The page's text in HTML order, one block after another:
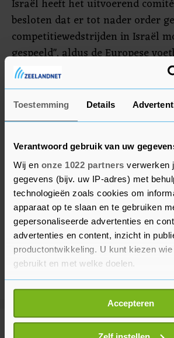
Toestemming Details
Verantwoord gebruik van uw
Wij en onze 1022 partners verwerken
gegevens (bijv. uw IP-adres) met
technologieën zoals cookies om
apparaat op te slaan en te gebruiken
gepersonaliseerde advertenties en
advertenties en content, inzicht in
productontwikkeling. U kunt kiezen
gebruikt en met welke doelen.
Als u het toestaat, willen we ook graag:
Informatie verzamelen over uw
locatie, die tot een paar meter
Uw apparaat identificeren door
Accepteren
Israël heeft het uitvoerend
besloten dat er tot nader order
competitiewedstrijden in Israël
gespeeld", aldus de Europese
verklaring.